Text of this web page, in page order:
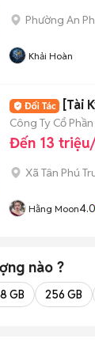
Phường An
Khải Hoàn
[Tài
Công Ty Cổ
Đến 13
Xã Tân Phú
Hằng Moon4.0
nào ?
GB 256 GB